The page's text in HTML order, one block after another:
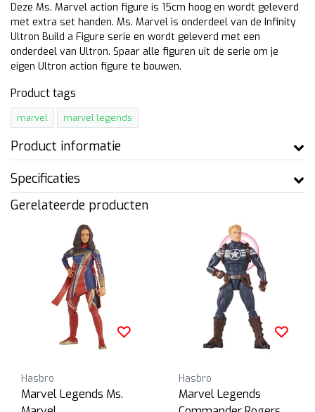
Deze Ms. Marvel action figure is 15cm hoog en wordt geleverd
met extra set handen. Ms. Marvel is onderdeel van de Infinity
Ultron Build a Figure serie en wordt geleverd met een
onderdeel van Ultron. Spaar alle figuren uit de serie om je
eigen Ultron action figure te bouwen.
Product tags
marvel marvel legends
Product informatie
Specificaties
Gerelateerde producten
Hasbro
Marvel Legends Ms.
Hasbro
Marvel Legends